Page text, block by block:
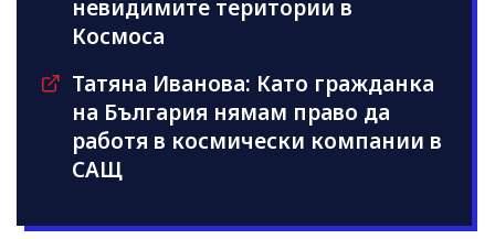
невидимите територии в
Космоса
Татяна Иванова: Като гражданка
на България нямам право да
работя в космически компании в
САЩ